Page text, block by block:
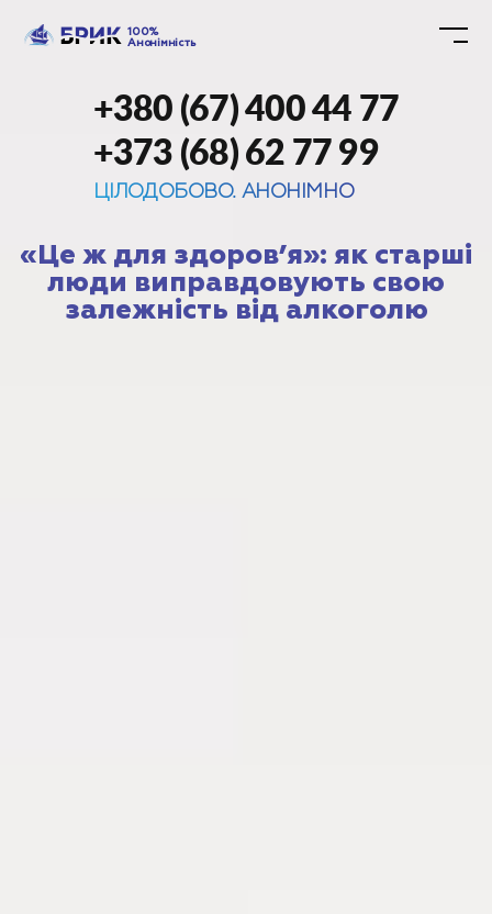
100%
Анонімність
+380 (67) 400 44 77
+373 (68) 62 77 99
ЦІЛОДОБОВО. АНОНІМНО
«Це ж для здоров’я»: як старші
люди виправдовують свою
залежність від алкоголю